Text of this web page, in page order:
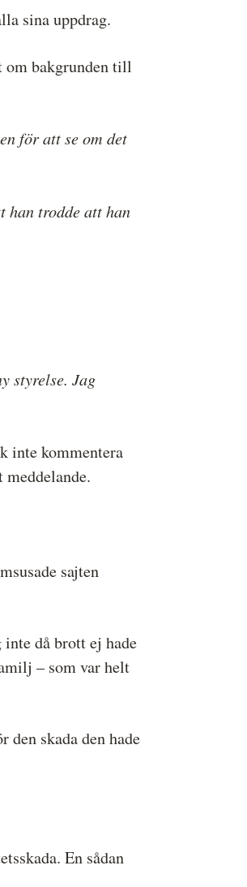
sina uppdrag.
bakgrunden till
för att se om det
han trodde att han
styrelse. Jag
inte kommentera
sajten
då brott ej hade
– som var helt
skada den hade
En sådan